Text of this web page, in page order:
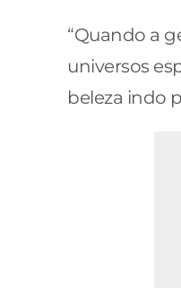
“Quando a
universos
beleza indo